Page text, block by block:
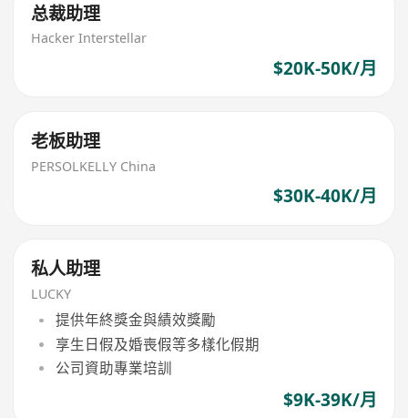
总裁助理
Hacker Interstellar
$20K-50K/月
老板助理
PERSOLKELLY China
$30K-40K/月
私人助理
LUCKY
提供年終獎金與績效獎勵
享生日假及婚喪假等多樣化假期
公司資助專業培訓
$9K-39K/月